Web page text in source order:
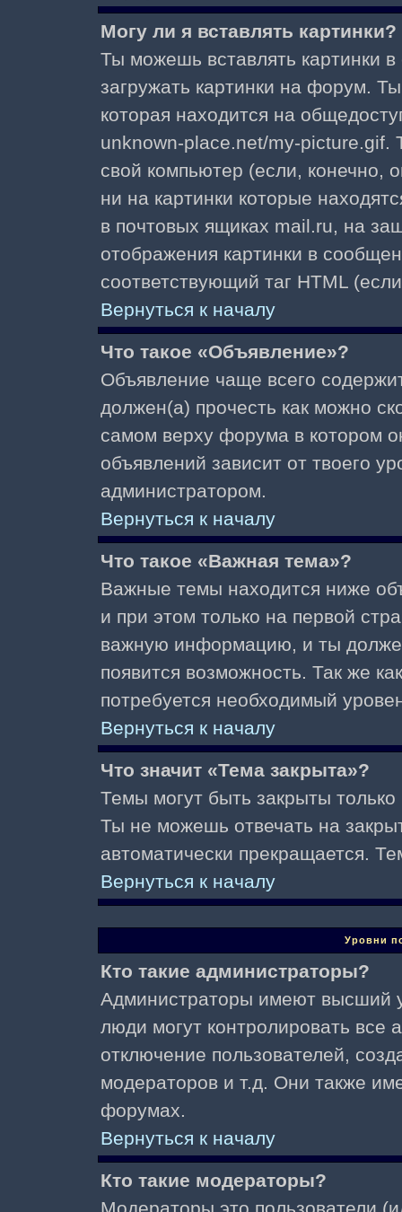
Могу ли я вставлять картинки?
Ты можешь вставлять картинки
загружать картинки на форум.
которая находится на
unknown-place.net/my-picture.gif.
свой компьютер (если, конечно,
ни на картинки которые
в почтовых ящиках mail.ru, на
отображения картинки в
соответствующий таг HTML
Вернуться к началу
Что такое «Объявление»?
Объявление чаще всего
должен(а) прочесть как можно
самом верху форума в котором
объявлений зависит от твоего
администратором.
Вернуться к началу
Что такое «Важная тема»?
Важные темы находится ниже
и при этом только на первой
важную информацию, и ты
появится возможность. Так же
потребуется необходимый
Вернуться к началу
Что значит «Тема закрыта»?
Темы могут быть закрыты
Ты не можешь отвечать на
автоматически прекращается.
Вернуться к началу
Уровни
Кто такие администраторы?
Администраторы имеют высший
люди могут контролировать все
отключение пользователей,
модераторов и т.д. Они также
форумах.
Вернуться к началу
Кто такие модераторы?